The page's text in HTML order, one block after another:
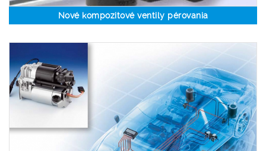
Nové kompozitové ventily pérovania